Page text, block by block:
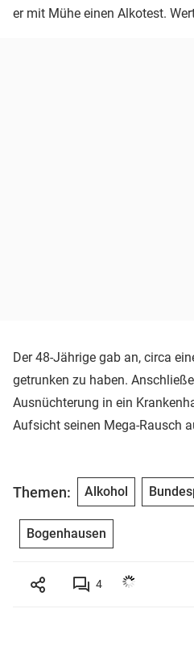
er mit Mühe einen Alkotest.
Der 48-Jährige gab an, circa
getrunken zu haben.
Ausnüchterung in ein
Aufsicht seinen Mega-Rausch
Themen: Alkohol
Bogenhausen
4